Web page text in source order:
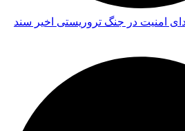
امنیت در جنگ تروریستی اخیر سند